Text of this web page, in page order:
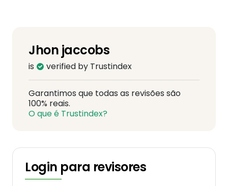
Jhon jaccobs
is verified by Trustindex
Garantimos que todas as revisões são
100% reais.
O que é Trustindex?
Login para revisores